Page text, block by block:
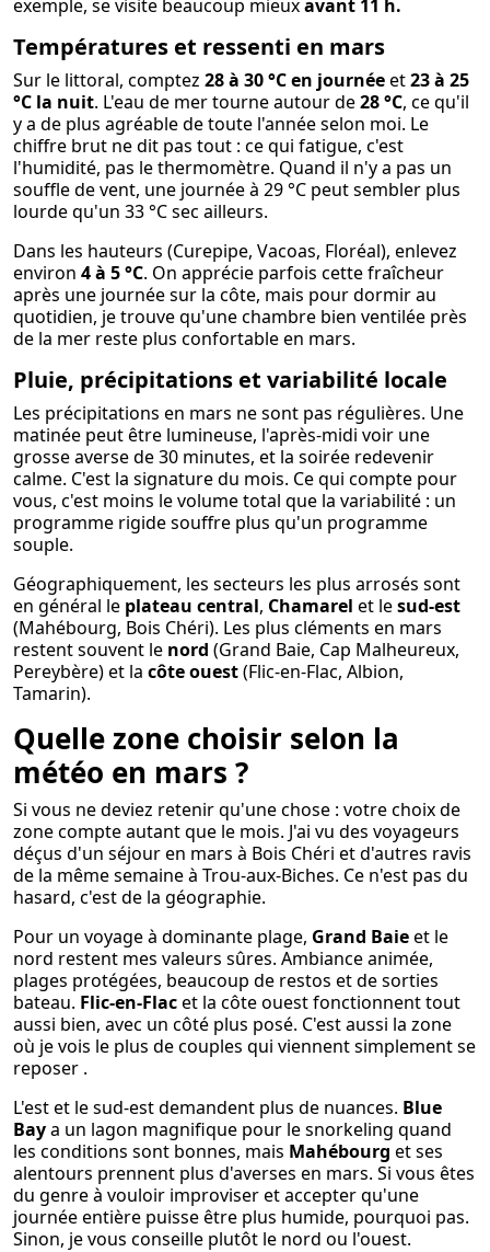
exemple, se visite beaucoup mieuxavant 11 h.
Températures et ressenti en mars
Sur le littoral, comptez 28 à 30 °C en journéeet23 à 25
°C la nuit. L'eau de mer tourne autour de28 °C, ce qu'il
y a de plus agréable de toute l'année selon moi. Le
chiffre brut ne dit pas tout : ce qui fatigue, c'est
l'humidité, pas le thermomètre. Quand il n'y a pas un
souffle de vent, une journée à 29 °C peut sembler plus
lourde qu'un 33 °C sec ailleurs.
Dans les hauteurs (Curepipe, Vacoas, Floréal), enlevez
environ 4 à 5 °C. On apprécie parfois cette fraîcheur
après une journée sur la côte, mais pour dormir au
quotidien, je trouve qu'une chambre bien ventilée près
de la mer reste plus confortable en mars.
Pluie, précipitations et variabilité locale
Les précipitations en mars ne sont pas régulières. Une
matinée peut être lumineuse, l'après-midi voir une
grosse averse de 30 minutes, et la soirée redevenir
calme. C'est la signature du mois. Ce qui compte pour
vous, c'est moins le volume total que la variabilité : un
programme rigide souffre plus qu'un programme
souple.
Géographiquement, les secteurs les plus arrosés sont
en général le plateau central, Chamarel et lesud-est
(Mahébourg, Bois Chéri). Les plus cléments en mars
restent souvent le nord (Grand Baie, Cap Malheureux,
Pereybère) et la côte ouest(Flic-en-Flac, Albion,
Tamarin).
Quelle zone choisir selon la
météo en mars ?
Si vous ne deviez retenir qu'une chose : votre choix de
zone compte autant que le mois. J'ai vu des voyageurs
déçus d'un séjour en mars à Bois Chéri et d'autres ravis
de la même semaine à Trou-aux-Biches. Ce n'est pas du
hasard, c'est de la géographie.
Pour un voyage à dominante plage, Grand Baieet le
nord restent mes valeurs sûres. Ambiance animée,
plages protégées, beaucoup de restos et de sorties
bateau. Flic-en-Flacet la côte ouest fonctionnent tout
aussi bien, avec un côté plus posé. C'est aussi la zone
où je vois le plus de couples qui viennent simplement se
reposer .
L'est et le sud-est demandent plus de nuances. Blue
Baya un lagon magnifique pour le snorkeling quand
les conditions sont bonnes, mais Mahébourg et ses
alentours prennent plus d'averses en mars. Si vous êtes
du genre à vouloir improviser et accepter qu'une
journée entière puisse être plus humide, pourquoi pas.
Sinon, je vous conseille plutôt le nord ou l'ouest.